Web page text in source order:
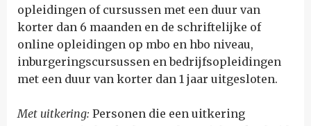
opleidingen of cursussen met een duur van
korter dan 6 maanden en de schriftelijke of
online opleidingen op mbo en hbo niveau,
inburgeringscursussen en bedrijfsopleidingen
met een duur van korter dan 1 jaar uitgesloten.
Met uitkering: Personen die een uitkering